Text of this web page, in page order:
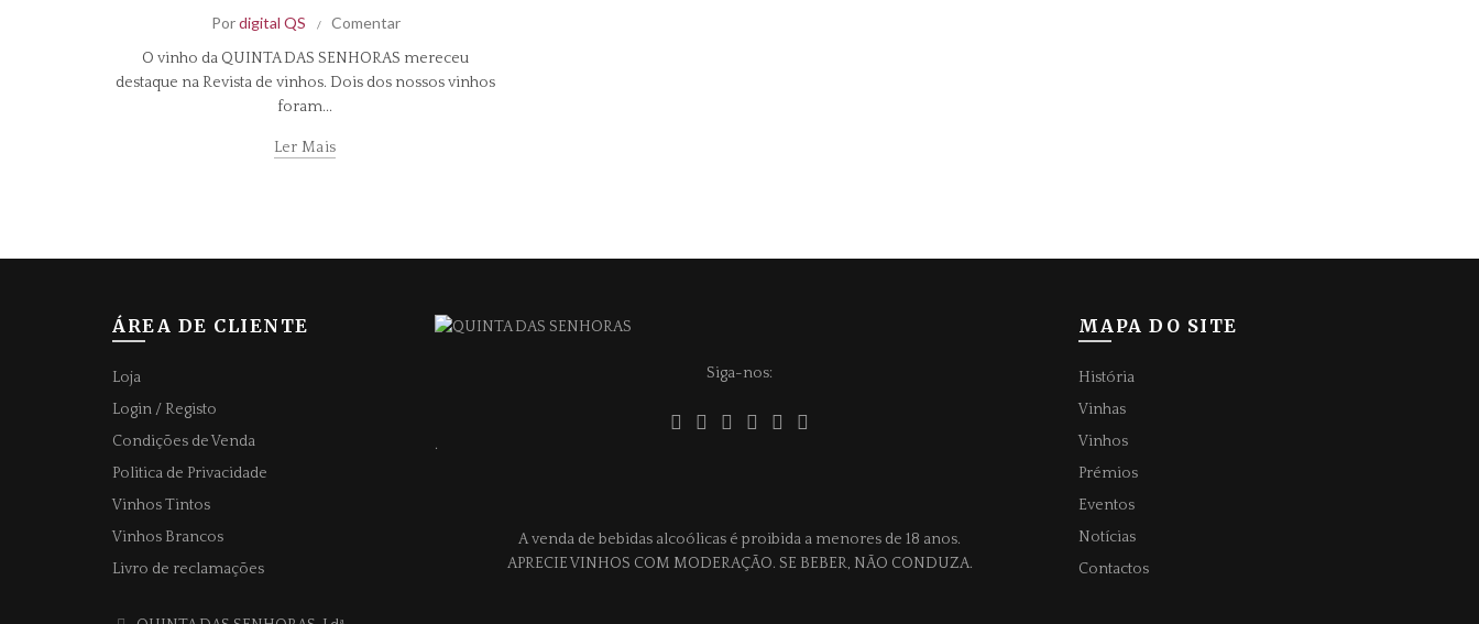
Pordigital QS Comentar
O vinho da QUINTA DAS SENHORAS mereceu
destaque na Revista de vinhos. Dois dos nossos vinhos
foram...
Ler Mais
ÁREA DE CLIENTE
Loja
Login / Registo
Condições de Venda
Politica de Privacidade
Vinhos Tintos
Vinhos Brancos
Livro de reclamações
Siga-nos:
.
A venda de bebidas alcoólicas é proibida a menores de 18 anos.
APRECIE VINHOS COM MODERAÇÃO. SE BEBER, NÃO CONDUZA.
MAPA DO SITE
História
Vinhas
Vinhos
Prémios
Eventos
Notícias
Contactos